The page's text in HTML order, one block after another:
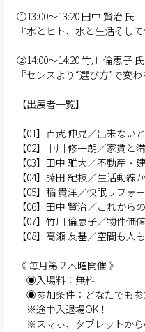
①13:00～13:20 田中 賢治 氏
『水とヒト、水と生活そして
②14:00～14:20 竹川 倫恵子 氏
『センスより“選び方”で変わ
【出展者一覧】
【01】百武 伸晃／出来ない
【02】中川 修一朗／家賃と
【03】田中 雅大／不動産・
【04】藤田 紀枝／生活動線
【05】稲 貴洋／快眠リフォ
【06】田中 賢治／これから
【07】竹川 倫恵子／物件価
【08】高瀬 友基／空間も人
《 毎月第２木曜開催 》
◉入場料：無料
◉参加条件：どなたでも参
※途中入退場OK！
※スマホ、タブレットから